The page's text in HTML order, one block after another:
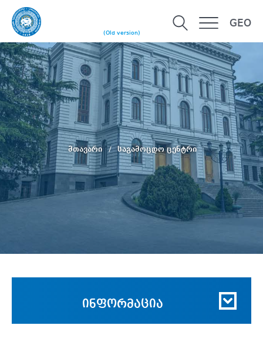
(Old version)
GEO
მთავარი საგამოცდო ცენტრი
ინფორმაცია